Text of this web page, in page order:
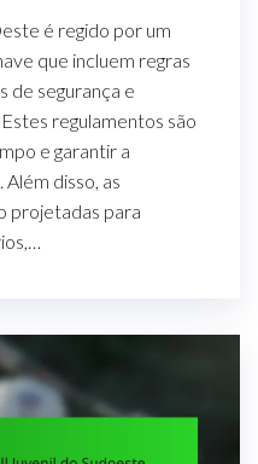
é regido por um
que incluem regras
de segurança e
regulamentos são
e garantir a
disso, as
projetadas para